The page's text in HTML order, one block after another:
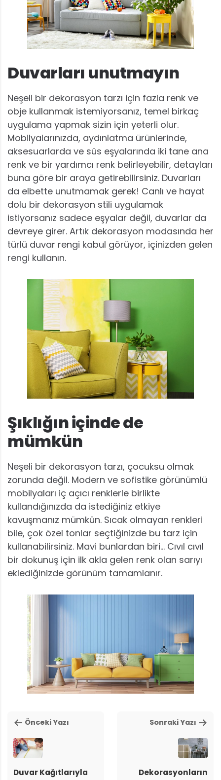
Duvarları unutmayın
Neşeli bir dekorasyon tarzı için fazla renk ve
obje kullanmak istemiyorsanız, temel birkaç
uygulama yapmak sizin için yeterli olur.
Mobilyalarınızda, aydınlatma ürünlerinde,
aksesuarlarda ve süs eşyalarında iki tane ana
renk ve bir yardımcı renk belirleyebilir, detayları
buna göre bir araya getirebilirsiniz. Duvarları
da elbette unutmamak gerek! Canlı ve hayat
dolu bir dekorasyon stili uygulamak
istiyorsanız sadece eşyalar değil, duvarlar da
devreye girer. Artık dekorasyon modasında her
türlü duvar rengi kabul görüyor, içinizden gelen
rengi kullanın.
Şıklığın içinde de
mümkün
Neşeli bir dekorasyon tarzı, çocuksu olmak
zorunda değil. Modern ve sofistike görünümlü
mobilyaları iç açıcı renklerle birlikte
kullandığınızda da istediğiniz etkiye
kavuşmanız mümkün. Sıcak olmayan renkleri
bile, çok özel tonlar seçtiğinizde bu tarz için
kullanabilirsiniz. Mavi bunlardan biri… Cıvıl cıvıl
bir dokunuş için ilk akla gelen renk olan sarıyı
eklediğinizde görünüm tamamlanır.
Önceki Yazı
Duvar Kağıtlarıyla
Sonraki Yazı
Dekorasyonların